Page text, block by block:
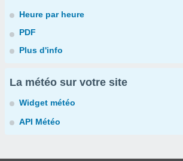
Heure par heure
PDF
Plus d'info
La météo sur votre site
Widget météo
API Météo